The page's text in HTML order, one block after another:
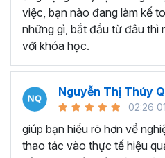
phần nâng cao và phức
vững được kiến thức và
Tính ứng dụng cao -
học không chỉ giúp học
các vấn đề kế toán.
Hỗ trợ từ giảng viên:
câu hỏi nào trong quá
được hỗ trợ từ giảng viên
việc, bạn nào đang làm kế
những gì, bắt đầu từ đâu thì
với khóa học.
Nguyễn Thị Thúy
02:26
giúp bạn hiểu rõ hơn về
thao tác vào thực tế hiệu